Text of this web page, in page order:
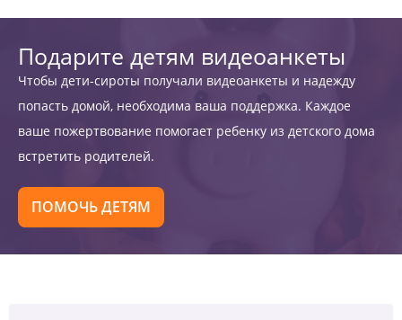
Подарите детям видеоанкеты
Чтобы дети-сироты получали видеоанкеты и надежду
попасть домой, необходима ваша поддержка. Каждое
ваше пожертвование помогает ребенку из детского дома
встретить родителей.
ПОМОЧЬ ДЕТЯМ